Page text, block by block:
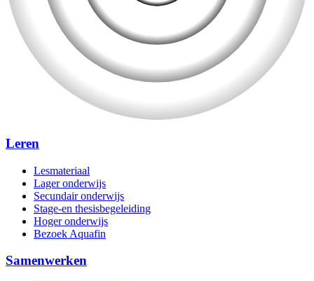
Leren
Lesmateriaal
Lager onderwijs
Secundair onderwijs
Stage-en thesisbegeleiding
Hoger onderwijs
Bezoek Aquafin
Samenwerken